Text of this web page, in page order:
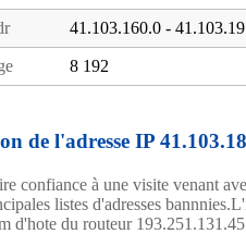
41.103.160.0 -
8 192
de l'adresse IP
confiance à une visite venant
listes d'adresses
d'hote du routeur